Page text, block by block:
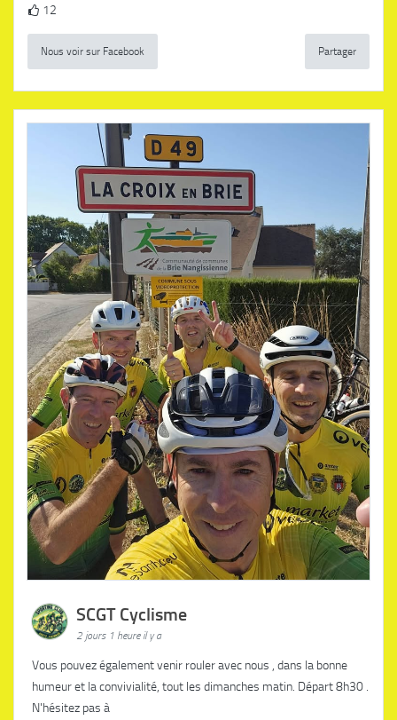
12
Nous voir sur Facebook Partager
SCGT Cyclisme
2 jours 1 heure il y a
Vous pouvez également venir rouler avec nous , dans la bonne
humeur et la convivialité, tout les dimanches matin. Départ 8h30 .
N'hésitez pas à